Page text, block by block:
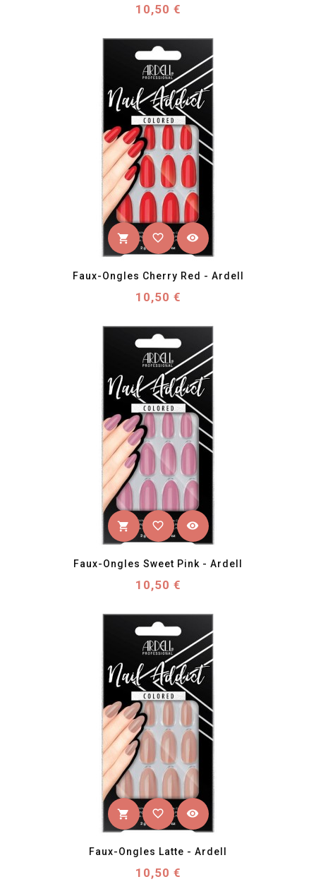
Prix
10,50 €
shopping_cart favorite_border visibility
Faux-Ongles Cherry Red - Ardell
Prix
10,50 €
shopping_cart favorite_border visibility
Faux-Ongles Sweet Pink - Ardell
Prix
10,50 €
shopping_cart favorite_border visibility
Faux-Ongles Latte - Ardell
Prix
10,50 €